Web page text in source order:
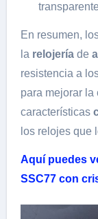
En resumen,
la relojeríade
resistencia a
para mejorar la
características
los relojes que
Aquí puedes
SSC77 con